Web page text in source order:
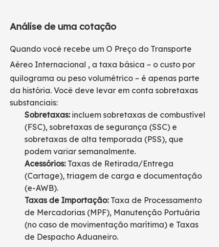
Análise de uma cotação
Quando você recebe um O Preço do Transporte
Aéreo Internacional , a taxa básica – o custo por
quilograma ou peso volumétrico – é apenas parte
da história. Você deve levar em conta sobretaxas
substanciais:
Sobretaxas: incluem sobretaxas de combustível
(FSC), sobretaxas de segurança (SSC) e
sobretaxas de alta temporada (PSS), que
podem variar semanalmente.
Acessórios: Taxas de Retirada/Entrega
(Cartage), triagem de carga e documentação
(e-AWB).
Taxas de Importação: Taxa de Processamento
de Mercadorias (MPF), Manutenção Portuária
(no caso de movimentação marítima) e Taxas
de Despacho Aduaneiro.